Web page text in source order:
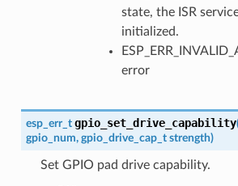
state, the ISR
initialized.
error
esp_err_t gpio_set_drive_capability
gpio_num, gpio_drive_cap_t strength)
Set GPIO pad drive capability.